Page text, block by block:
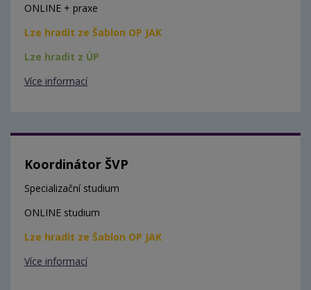
ONLINE + praxe
Lze hradit ze Šablon OP JAK
Lze hradit z ÚP
Více informací
Koordinátor ŠVP
Specializační studium
ONLINE studium
Lze hradit ze Šablon OP JAK
Více informací